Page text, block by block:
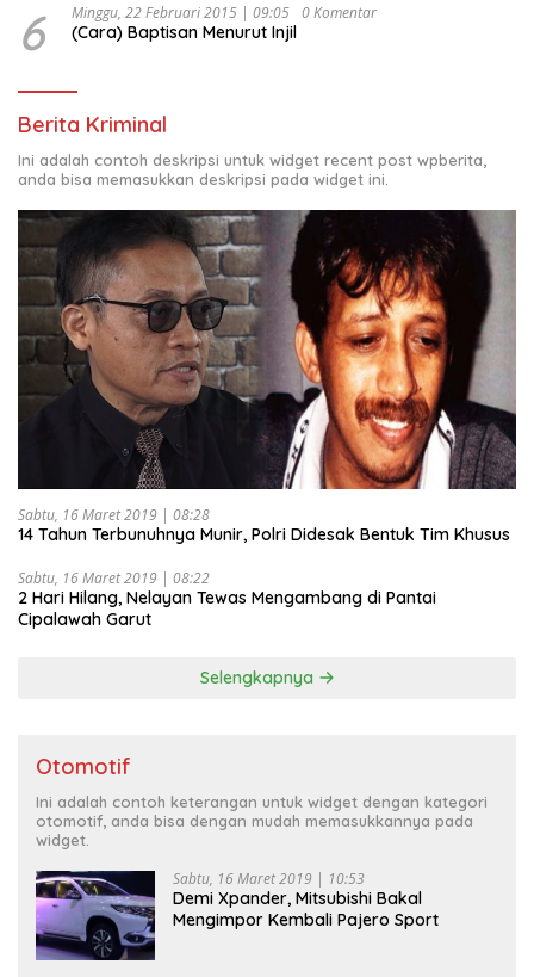
6 Minggu, 22 Februari 2015 | 09:05 0 Komentar
(Cara) Baptisan Menurut Injil
Berita Kriminal
Ini adalah contoh deskripsi untuk widget recent post wpberita,
anda bisa memasukkan deskripsi pada widget ini.
Sabtu, 16 Maret 2019 | 08:28
14 Tahun Terbunuhnya Munir, Polri Didesak Bentuk Tim Khusus
Sabtu, 16 Maret 2019 | 08:22
2 Hari Hilang, Nelayan Tewas Mengambang di Pantai
Cipalawah Garut
Selengkapnya
Otomotif
Ini adalah contoh keterangan untuk widget dengan kategori
otomotif, anda bisa dengan mudah memasukkannya pada
widget.
Sabtu, 16 Maret 2019 | 10:53
Demi Xpander, Mitsubishi Bakal
Mengimpor Kembali Pajero Sport